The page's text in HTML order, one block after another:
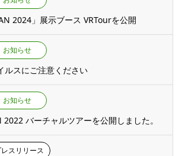
2024」展示ブース VRTourを公開
お知らせ
ルスにご注意ください
お知らせ
2022 バーチャルツアーを公開しました。
レスリリース